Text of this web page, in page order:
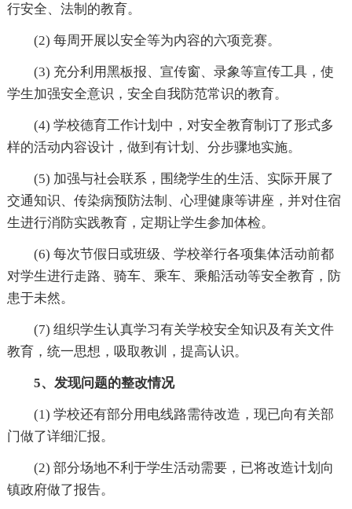
行安全、法制的教育。
(2) 每周开展以安全等为内容的六项竞赛。
(3) 充分利用黑板报、宣传窗、录象等宣传工具，使
学生加强安全意识，安全自我防范常识的教育。
(4) 学校德育工作计划中，对安全教育制订了形式多
样的活动内容设计，做到有计划、分步骤地实施。
(5) 加强与社会联系，围绕学生的生活、实际开展了
交通知识、传染病预防法制、心理健康等讲座，并对住宿
生进行消防实践教育，定期让学生参加体检。
(6) 每次节假日或班级、学校举行各项集体活动前都
对学生进行走路、骑车、乘车、乘船活动等安全教育，防
患于未然。
(7) 组织学生认真学习有关学校安全知识及有关文件
教育，统一思想，吸取教训，提高认识。
5、发现问题的整改情况
(1) 学校还有部分用电线路需待改造，现已向有关部
门做了详细汇报。
(2) 部分场地不利于学生活动需要，已将改造计划向
镇政府做了报告。